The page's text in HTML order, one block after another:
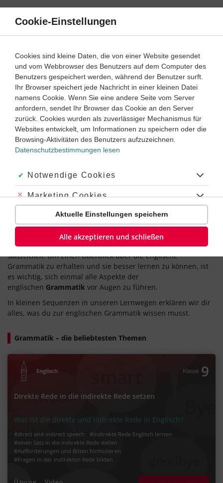
Direkt
Inhalt
Englische Grammatik einfach erklärt
Klassenstufe: 5 6 7 8 9 10
Was ist englische Grammatik?
Was in die englische Grammatik gehört
Die Teilbereiche der englischen Grammatik
Was ist englische Grammatik?
Grammatik in Englischist eine Grundlage für das
Erlernen dieser Fremdsprache. Sie bezeichnet im
Wesentlichen all das, was benötigt wird, um einen englischen
Satz zu bilden. Dazu gehörenZeiten, Wortarten und
Satzzeichen. Um einen Überblick über die englische
Grammatik zu erhalten und sie besser lernen zu können, ist
es wichtig, sich einmal alle Aspekte der
englischen Grammatik vor Augen zu führen.
In kleinen Sequenzen in unseren Lernwegen erklären wir dir
alles, was du zur englischen Grammatik wissen musst.
Grammatik – die beliebtesten Themen
Englisch Klasse 9
Direkte Rede in die indirekte Rede setzen
Was ist die direkte und indirekte Rede in Englisch?
#direct and indirect speech
#indirekte Rede Englisch lernen
#einen Satz in die indirekte Rede stellen
#Aufforderungen und Bitten formulieren
#Fragen in der indirekten Rede bilden
Cookie-Einstellungen
Cookies sind kleine Daten, die von einer Website gesendet
und vom Webbrowser des Benutzers auf dem Computer des
Benutzers gespeichert werden, während der Benutzer surft.
Ihr Browser speichert jede Nachricht in einer kleinen Datei
namens Cookie. Wenn Sie eine andere Seite vom Server
anfordern, sendet Ihr Browser das Cookie an den Server
zurück. Cookies wurden als zuverlässiger Mechanismus für
Websites entwickelt, um Informationen zu speichern oder die
Browsing-Aktivitäten des Benutzers aufzuzeichnen.
Datenschutzbestimmungen lesen
Akzeptiert:
Notwendige Cookies
Abgelehnt:
Marketing Cookies
Abgelehnt:
Personalisierungs-Cookies
Aktuelle Einstellungen speichern
Alle akzeptieren und schließen